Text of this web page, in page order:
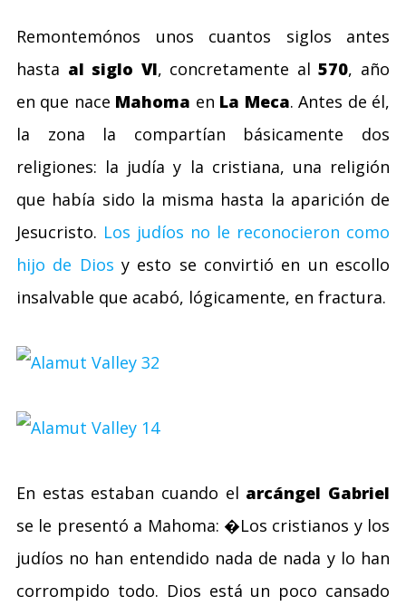
Remontemónos unos cuantos siglos antes
hasta al siglo VI, concretamente al570, año
en que nace Mahoma en La Meca. Antes de él,
la zona la compartían básicamente dos
religiones: la judía y la cristiana, una religión
que había sido la misma hasta la aparición de
Jesucristo. Los judíos no le reconocieron como
hijo de Dios y esto se convirtió en un escollo
insalvable que acabó, lógicamente, en fractura.
En estas estaban cuando el arcángel Gabriel
se le presentó a Mahoma: �Los cristianos y los
judíos no han entendido nada de nada y lo han
corrompido todo. Dios está un poco cansado